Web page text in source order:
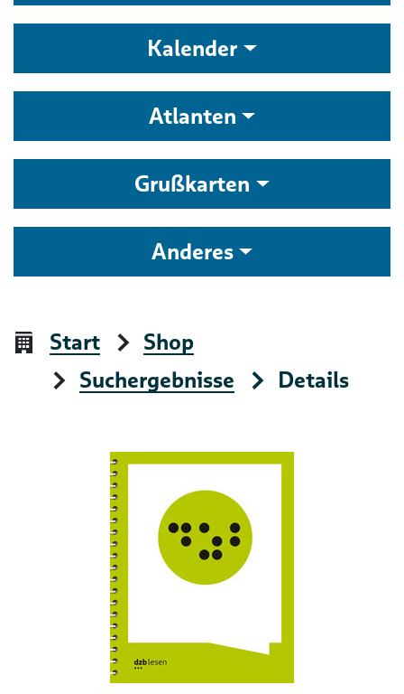
Kalender
Atlanten
Grußkarten
Anderes
Start
Shop
Suchergebnisse
Details